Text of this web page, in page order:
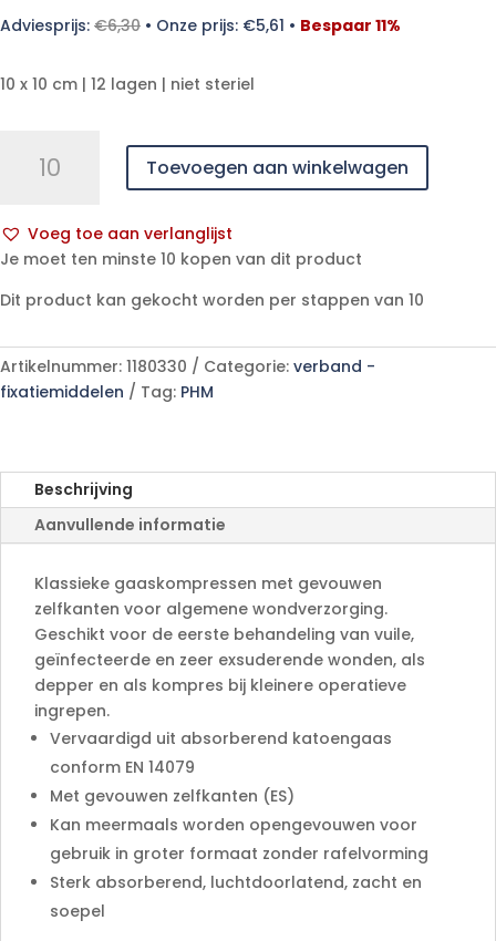
Adviesprijs: €6,30 • Onze prijs: €5,61 • Bespaar 11%
10 x 10 cm | 12 lagen | niet steriel
100
p/s
aantal
Toevoegen aan winkelwagen
Voeg toe aan verlanglijst
A
t
r
n
e
:
Je moet ten minste 10 kopen van dit product
Dit product kan gekocht worden per stappen van 10
Artikelnummer: 1180330 Categorie: verband -
fixatiemiddelen
Tag: PHM
Beschrijving
Aanvullende informatie
Klassieke gaaskompressen met gevouwen
zelfkanten voor algemene wondverzorging.
Geschikt voor de eerste behandeling van vuile,
geïnfecteerde en zeer exsuderende wonden, als
depper en als kompres bij kleinere operatieve
ingrepen.
Vervaardigd uit absorberend katoengaas
conform EN 14079
Met gevouwen zelfkanten (ES)
Kan meermaals worden opengevouwen voor
gebruik in groter formaat zonder rafelvorming
Sterk absorberend, luchtdoorlatend, zacht en
soepel